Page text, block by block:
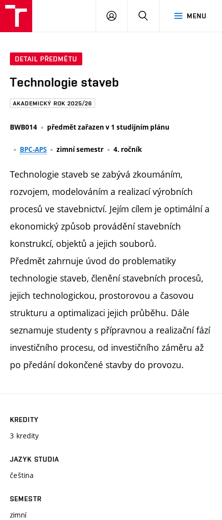
Brno
MENU
PŘIHLÁSIT
DETAIL PŘEDMĚTU
Technologie staveb
AKADEMICKÝ ROK 2025/26
BWB014 předmět zařazen v 1 studijním plánu
BPC-APS zimní semestr 4. ročník
Technologie staveb se zabývá zkoumáním,
rozvojem, modelováním a realizací výrobních
procesů ve stavebnictví. Jejím cílem je optimální a
ekonomický způsob provádění stavebních
konstrukcí, objektů a jejich souborů.
Předmět zahrnuje úvod do problematiky
technologie staveb, členění stavebních procesů,
jejich technologickou, prostorovou a časovou
strukturu a optimalizaci jejich průběhu. Dále
seznamuje studenty s přípravnou a realizační fází
investičního procesu, od investičního záměru až
po předání dokončené stavby do provozu.
KREDITY
3 kredity
JAZYK STUDIA
čeština
SEMESTR
zimní